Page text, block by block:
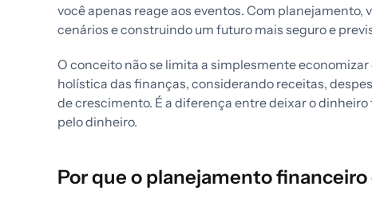
você apenas reage aos eventos. Com planejamento,
cenários e construindo um futuro mais seguro e
O conceito não se limita a simplesmente
holística das finanças, considerando receitas,
de crescimento. É a diferença entre deixar o
pelo dinheiro.
Por que o planejamento